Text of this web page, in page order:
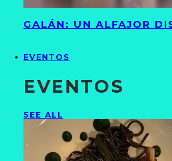
GALÁN: UN ALFAJOR
EVENTOS
EVENTOS
SEE ALL